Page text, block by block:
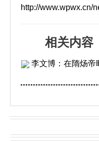
http://www.wpwx.cn/
相关内容
李文博：在隋炀帝